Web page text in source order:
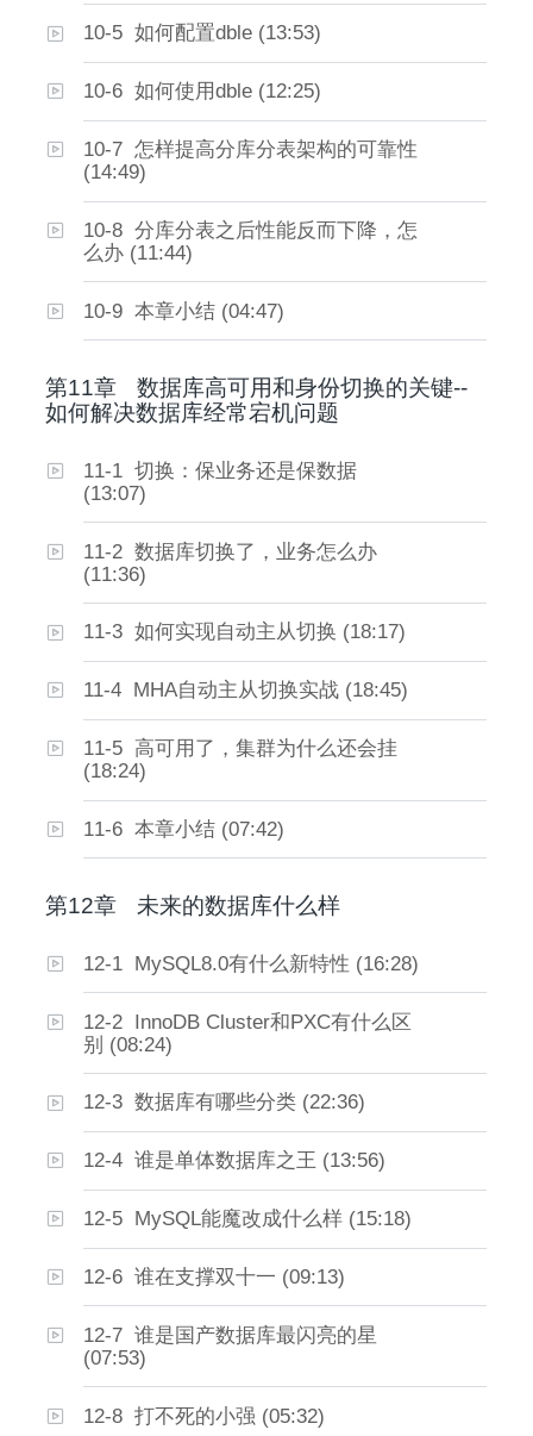
10-5 如何配置dble (13:53)
10-6 如何使用dble (12:25)
10-7 怎样提高分库分表架构的可靠性
(14:49)
10-8 分库分表之后性能反而下降，怎
么办 (11:44)
10-9 本章小结 (04:47)
第11章
数据库高可用和身份切换的关键--
如何解决数据库经常宕机问题
11-1 切换：保业务还是保数据
(13:07)
11-2 数据库切换了，业务怎么办
(11:36)
11-3 如何实现自动主从切换 (18:17)
11-4 MHA自动主从切换实战 (18:45)
11-5 高可用了，集群为什么还会挂
(18:24)
11-6 本章小结 (07:42)
第12章 未来的数据库什么样
12-1 MySQL8.0有什么新特性 (16:28)
12-2 InnoDB Cluster和PXC有什么区
别 (08:24)
12-3 数据库有哪些分类 (22:36)
12-4 谁是单体数据库之王 (13:56)
12-5 MySQL能魔改成什么样 (15:18)
12-6 谁在支撑双十一 (09:13)
12-7 谁是国产数据库最闪亮的星
(07:53)
12-8 打不死的小强 (05:32)